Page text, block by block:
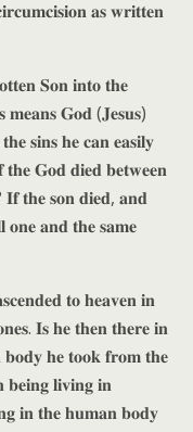
𝐚𝐬 𝐰𝐫𝐢𝐭𝐭𝐞𝐧
𝐒𝐨𝐧 𝐢𝐧𝐭𝐨 𝐭𝐡𝐞
𝐦𝐞𝐚𝐧𝐬 𝐆𝐨𝐝 (𝐉𝐞𝐬𝐮𝐬)
𝐬𝐢𝐧𝐬 𝐡𝐞 𝐜𝐚𝐧 𝐞𝐚𝐬𝐢𝐥𝐲
𝐭𝐡𝐞 𝐆𝐨𝐝 𝐝𝐢𝐞𝐝 𝐛𝐞𝐭𝐰𝐞𝐞𝐧
𝐭𝐡𝐞 𝐬𝐨𝐧 𝐝𝐢𝐞𝐝, 𝐚𝐧𝐝
𝐨𝐧𝐞 𝐚𝐧𝐝 𝐭𝐡𝐞 𝐬𝐚𝐦𝐞
𝐭𝐨 𝐡𝐞𝐚𝐯𝐞𝐧 𝐢𝐧
𝐈𝐬 𝐡𝐞 𝐭𝐡𝐞𝐧 𝐭𝐡𝐞𝐫𝐞 𝐢𝐧
𝐡𝐞 𝐭𝐨𝐨𝐤 𝐟𝐫𝐨𝐦 𝐭𝐡𝐞
𝐥𝐢𝐯𝐢𝐧𝐠 𝐢𝐧
𝐢𝐧 𝐭𝐡𝐞 𝐡𝐮𝐦𝐚𝐧 𝐛𝐨𝐝𝐲